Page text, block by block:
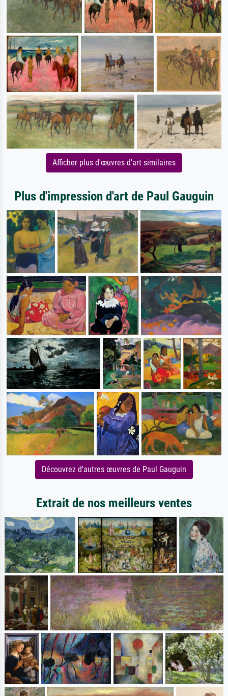
Afficher plus d'œuvres d'art similaires
Plus d'impression d'art de Paul Gauguin
Découvrez d'autres œuvres de Paul Gauguin
Extrait de nos meilleurs ventes